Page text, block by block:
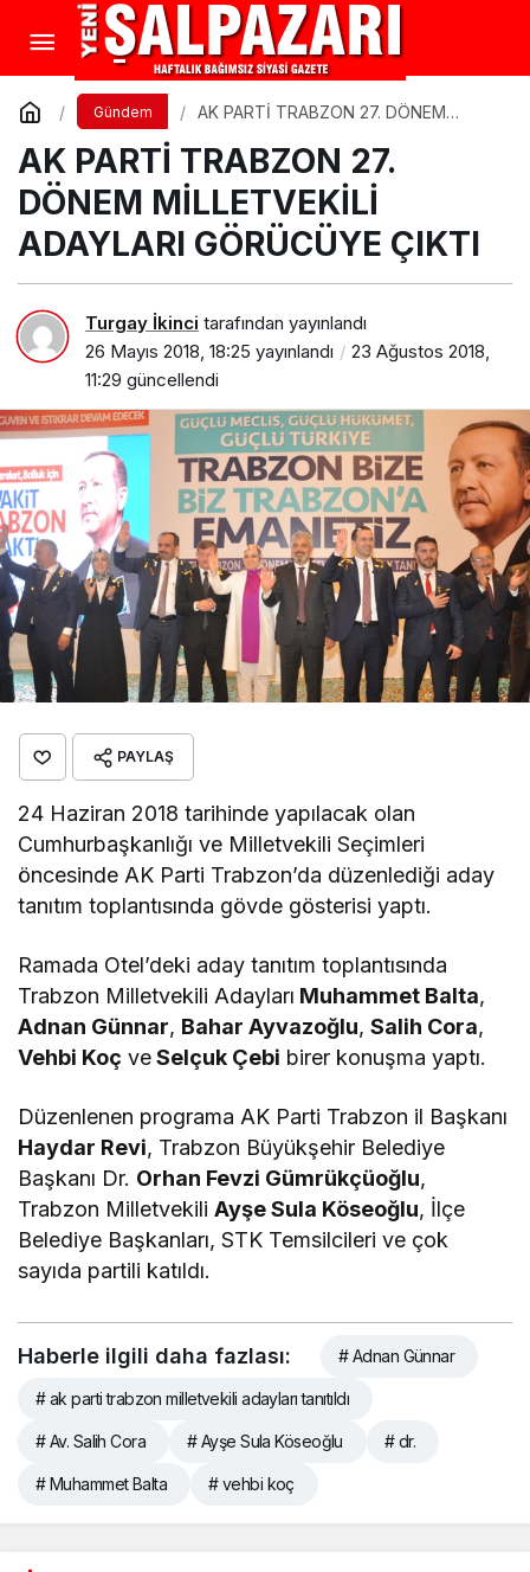
Gündem
AK PARTİ TRABZON 27. DÖNEM
ÇIKTI
AK PARTİ TRABZON 27.
DÖNEM MİLLETVEKİLİ
ADAYLARI GÖRÜCÜYE ÇIKTI
Turgay İkinci tarafından yayınlandı
26 Mayıs 2018, 18:25 yayınlandı
23 Ağustos 2018,
11:29 güncellendi
PAYLAŞ
24 Haziran 2018 tarihinde yapılacak olan
Cumhurbaşkanlığı ve Milletvekili Seçimleri
öncesinde AK Parti Trabzon’da düzenlediği aday
tanıtım toplantısında gövde gösterisi yaptı.
Ramada Otel’deki aday tanıtım toplantısında
Trabzon Milletvekili Adayları Muhammet Balta,
Adnan Günnar, Bahar Ayvazoğlu,Salih Cora,
Vehbi Koç veSelçuk Çebi birer konuşma yaptı.
Düzenlenen programa AK Parti Trabzon il Başkanı
Haydar Revi, Trabzon Büyükşehir Belediye
Başkanı Dr. Orhan Fevzi Gümrükçüoğlu,
Trabzon MilletvekiliAyşe Sula Köseoğlu, İlçe
Belediye Başkanları, STK Temsilcileri ve çok
sayıda partili katıldı.
Haberle ilgili daha fazlası: # Adnan Günnar
# ak parti trabzon milletvekili adayları tanıtıldı
# Av. Salih Cora # Ayşe Sula Köseoğlu # dr.
# Muhammet Balta # vehbi koç